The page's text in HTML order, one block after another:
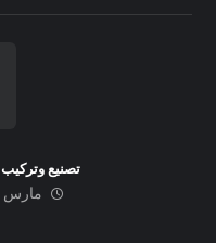
تصنيع
مارس 15, 2025